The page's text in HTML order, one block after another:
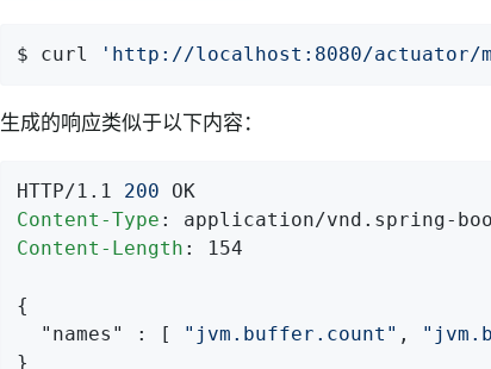
$ curl 'http://localhost:8080/actuator/
生成的响应类似于以下内容：
HTTP/1.1 200
Content-Type
Content-Length : 154
{
"names"
: [ "jvm.buffer.count" ,
}